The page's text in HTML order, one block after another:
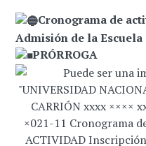
Cronograma de
Admisión de la Escuela
PRÓRROGA